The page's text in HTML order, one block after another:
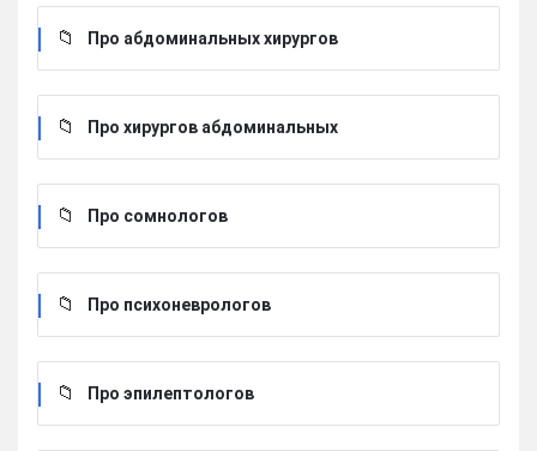
Про абдоминальных хирургов
Про хирургов абдоминальных
Про сомнологов
Про психоневрологов
Про эпилептологов